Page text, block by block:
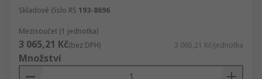
Skladové číslo RS 193-8696
Mezisoučet (1 jednotka)
3 065,21 Kč(bez DPH) 3 065,21 Kč/jednotka
Množství